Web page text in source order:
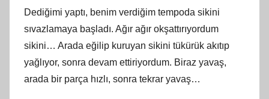
Dediğimi yaptı, benim verdiğim tempoda sikini
sıvazlamaya başladı. Ağır ağır okşattırıyordum
sikini… Arada eğilip kuruyan sikini tükürük akıtıp
yağlıyor, sonra devam ettiriyordum. Biraz yavaş,
arada bir parça hızlı, sonra tekrar yavaş…